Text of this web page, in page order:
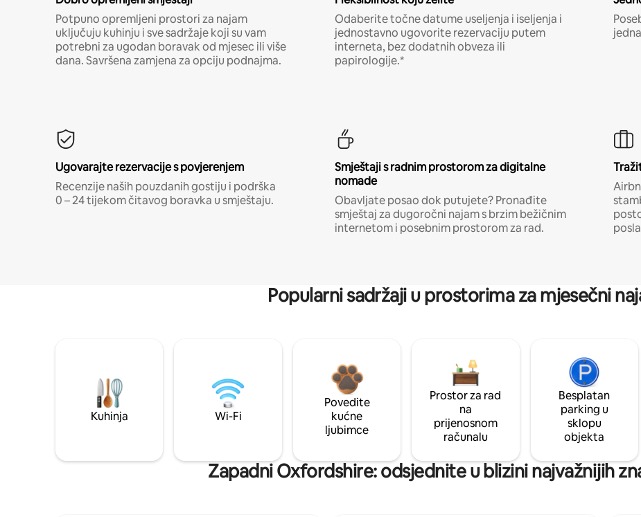
Potpuno opremljeni prostori za najam
uključuju kuhinju i sve sadržaje koji su vam
potrebni za ugodan boravak od mjesec ili više
dana. Savršena zamjena za opciju podnajma.
Odaberite točne datume useljenja i iseljenja i
jednostavno ugovorite rezervaciju putem
interneta, bez dodatnih obveza ili
papirologije.*
Ugovarajte rezervacije s povjerenjem
Recenzije naših pouzdanih gostiju i podrška
0 – 24 tijekom čitavog boravka u smještaju.
Smještaji s radnim prostorom za digitalne
nomade
Obavljate posao dok putujete? Pronađite
smještaj za dugoročni najam s brzim bežičnim
internetom i posebnim prostorom za rad.
Popularni sadržaji u prostorima za mjesečni
Kuhinja Wi-Fi
Povedite
kućne
ljubimce
Prostor za rad
na
prijenosnom
računalu
Besplatan
parking u
sklopu
objekta
Zapadni Oxfordshire: odsjednite u blizini najvažnijih